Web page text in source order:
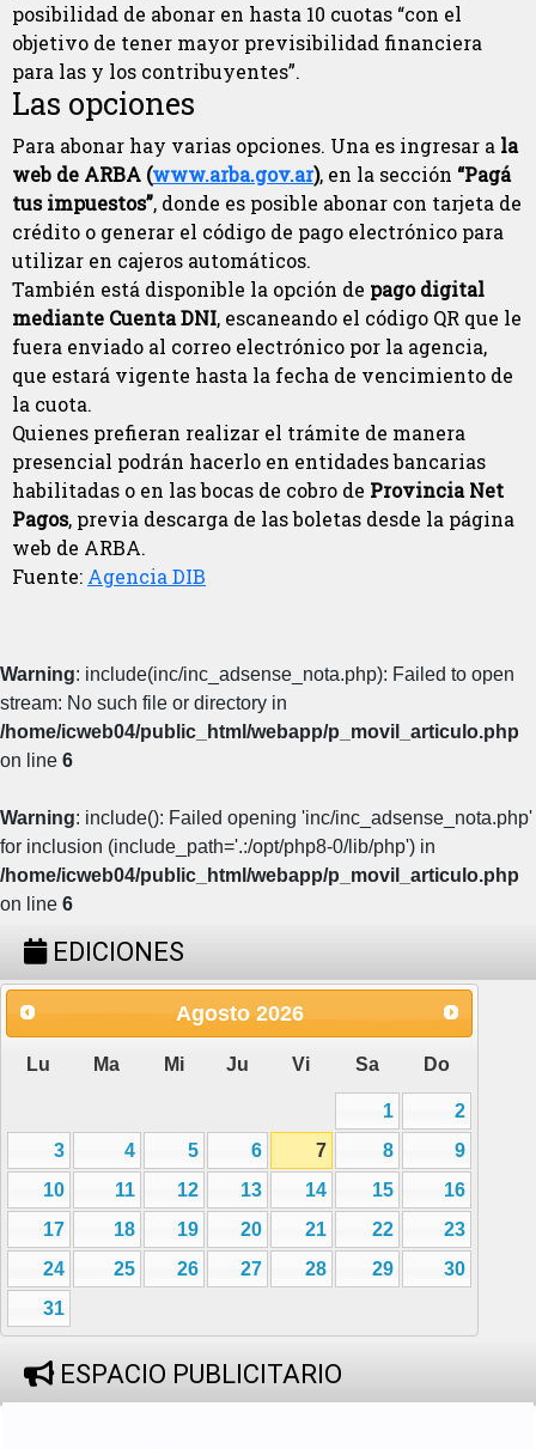
posibilidad de abonar en hasta 10 cuotas “con el
objetivo de tener mayor previsibilidad financiera
para las y los contribuyentes”.
Las opciones
Para abonar hay varias opciones. Una es ingresar a la
web de ARBA (www.arba.gov.ar), en la sección “Pagá
tus impuestos”, donde es posible abonar con tarjeta de
crédito o generar el código de pago electrónico para
utilizar en cajeros automáticos.
También está disponible la opción de pago digital
mediante Cuenta DNI, escaneando el código QR que le
fuera enviado al correo electrónico por la agencia,
que estará vigente hasta la fecha de vencimiento de
la cuota.
Quienes prefieran realizar el trámite de manera
presencial podrán hacerlo en entidades bancarias
habilitadas o en las bocas de cobro de Provincia Net
Pagos, previa descarga de las boletas desde la página
web de ARBA.
Fuente: Agencia DIB
Warning: include(inc/inc_adsense_nota.php): Failed to open
stream: No such file or directory in
/home/icweb04/public_html/webapp/p_movil_articulo.php
on line 6
Warning: include(): Failed opening 'inc/inc_adsense_nota.php'
for inclusion (include_path='.:/opt/php8-0/lib/php') in
/home/icweb04/public_html/webapp/p_movil_articulo.php
on line 6
EDICIONES
Agosto 2026
Lu Ma Mi Ju Vi Sa Do
1
2
3
4 5 6 7 8
9
10
11 12 13 14 15
16
17
18 19 20 21 22
23
24
25 26 27 28 29
30
31
ESPACIO PUBLICITARIO